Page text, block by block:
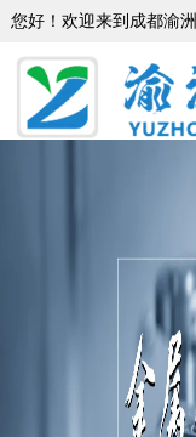
您好！欢迎来到成都渝